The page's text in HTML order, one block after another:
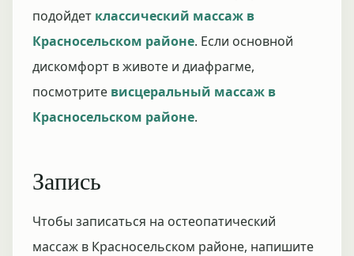
подойдет классический массаж в
Красносельском районе. Если основной
дискомфорт в животе и диафрагме,
посмотрите висцеральный массаж в
Красносельском районе.
Запись
Чтобы записаться на остеопатический
массаж в Красносельском районе, напишите